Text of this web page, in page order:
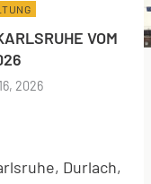
VOM
2026
Durlach,